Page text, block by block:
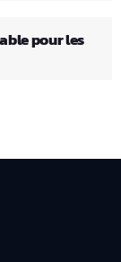
pour les